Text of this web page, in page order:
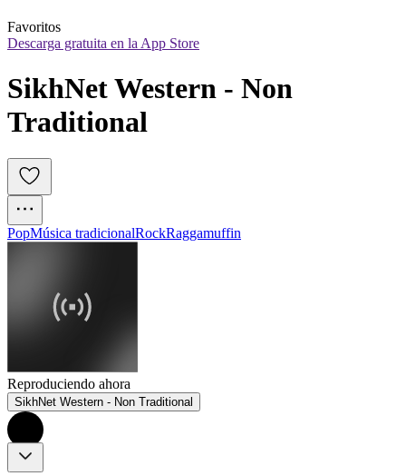
Favoritos
Descarga gratuita en la App Store
SikhNet Western - Non
Traditional
PopMúsica tradicionalRockRaggamuffin
Reproduciendo ahora
SikhNet Western - Non Traditional